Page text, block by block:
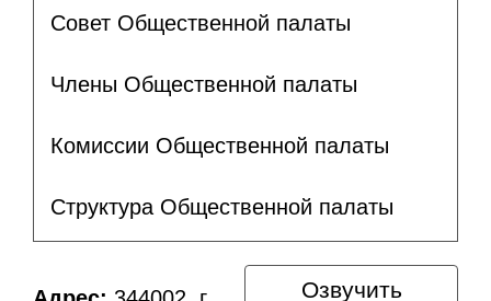
Совет Общественной палаты
Члены Общественной палаты
Комиссии Общественной палаты
Структура Общественной палаты
Озвучить